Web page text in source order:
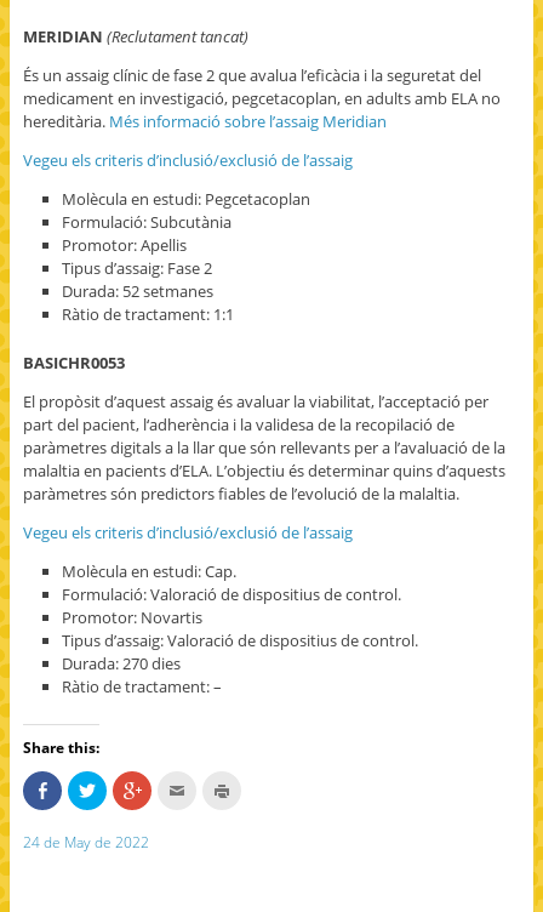
MERIDIAN (Reclutament tancat)
És un assaig clínic de fase 2 que avalua l’eficàcia i la seguretat del
medicament en investigació, pegcetacoplan, en adults amb ELA no
hereditària. Més informació sobre l’assaig Meridian
Vegeu els criteris d’inclusió/exclusió de l’assaig
Molècula en estudi: Pegcetacoplan
Formulació: Subcutània
Promotor: Apellis
Tipus d’assaig: Fase 2
Durada: 52 setmanes
Ràtio de tractament: 1:1
BASICHR0053
El propòsit d’aquest assaig és avaluar la viabilitat, l’acceptació per
part del pacient, l‘adherència i la validesa de la recopilació de
paràmetres digitals a la llar que són rellevants per a l’avaluació de la
malaltia en pacients d’ELA. L’objectiu és determinar quins d’aquests
paràmetres són predictors fiables de l’evolució de la malaltia.
Vegeu els criteris d’inclusió/exclusió de l’assaig
Molècula en estudi: Cap.
Formulació: Valoració de dispositius de control.
Promotor: Novartis
Tipus d’assaig: Valoració de dispositius de control.
Durada: 270 dies
Ràtio de tractament: –
Share this:
S
h
e
C
l
k
C
l
k
24 de May de 2022